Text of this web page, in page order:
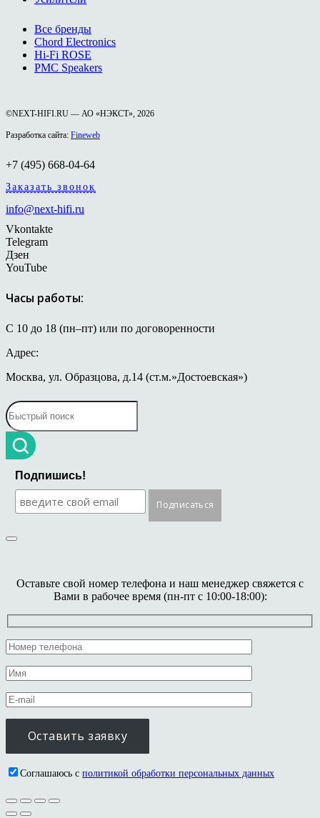
Все бренды
Chord Electronics
Hi-Fi ROSE
PMC Speakers
©NEXT-HIFI.RU — АО «НЭКСТ», 2026
Разработка сайта: Fineweb
+7 (495) 668-04-64
Заказать звонок
info@next-hifi.ru
Vkontakte
Telegram
Дзен
YouTube
Часы работы:
С 10 до 18 (пн–пт) или по договоренности
Адрес:
Москва, ул. Образцова, д.14 (ст.м.»Достоевская»)
Подпишись!
Оставьте свой номер телефона и наш менеджер свяжется с
Вами в рабочее время (пн-пт с 10:00-18:00):
Соглашаюсь с политикой обработки персональных данных